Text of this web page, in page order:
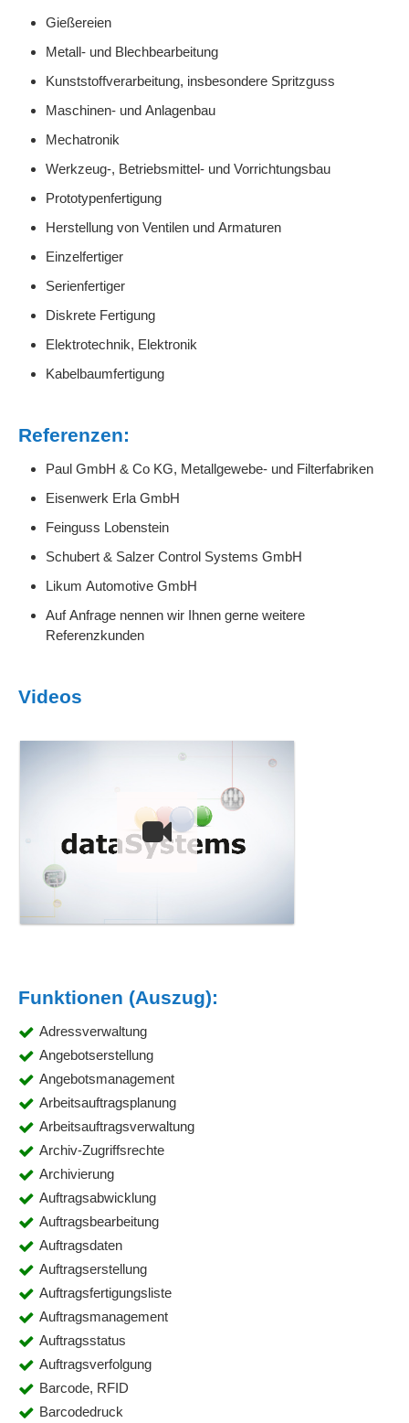
Gießereien
Metall- und Blechbearbeitung
Kunststoffverarbeitung, insbesondere Spritzguss
Maschinen- und Anlagenbau
Mechatronik
Werkzeug-, Betriebsmittel- und Vorrichtungsbau
Prototypenfertigung
Herstellung von Ventilen und Armaturen
Einzelfertiger
Serienfertiger
Diskrete Fertigung
Elektrotechnik, Elektronik
Kabelbaumfertigung
Referenzen:
Paul GmbH & Co KG, Metallgewebe- und Filterfabriken
Eisenwerk Erla GmbH
Feinguss Lobenstein
Schubert & Salzer Control Systems GmbH
Likum Automotive GmbH
Auf Anfrage nennen wir Ihnen gerne weitere
Referenzkunden
Videos
Funktionen (Auszug):
Adressverwaltung
Angebotserstellung
Angebotsmanagement
Arbeitsauftragsplanung
Arbeitsauftragsverwaltung
Archiv-Zugriffsrechte
Archivierung
Auftragsabwicklung
Auftragsbearbeitung
Auftragsdaten
Auftragserstellung
Auftragsfertigungsliste
Auftragsmanagement
Auftragsstatus
Auftragsverfolgung
Barcode, RFID
Barcodedruck